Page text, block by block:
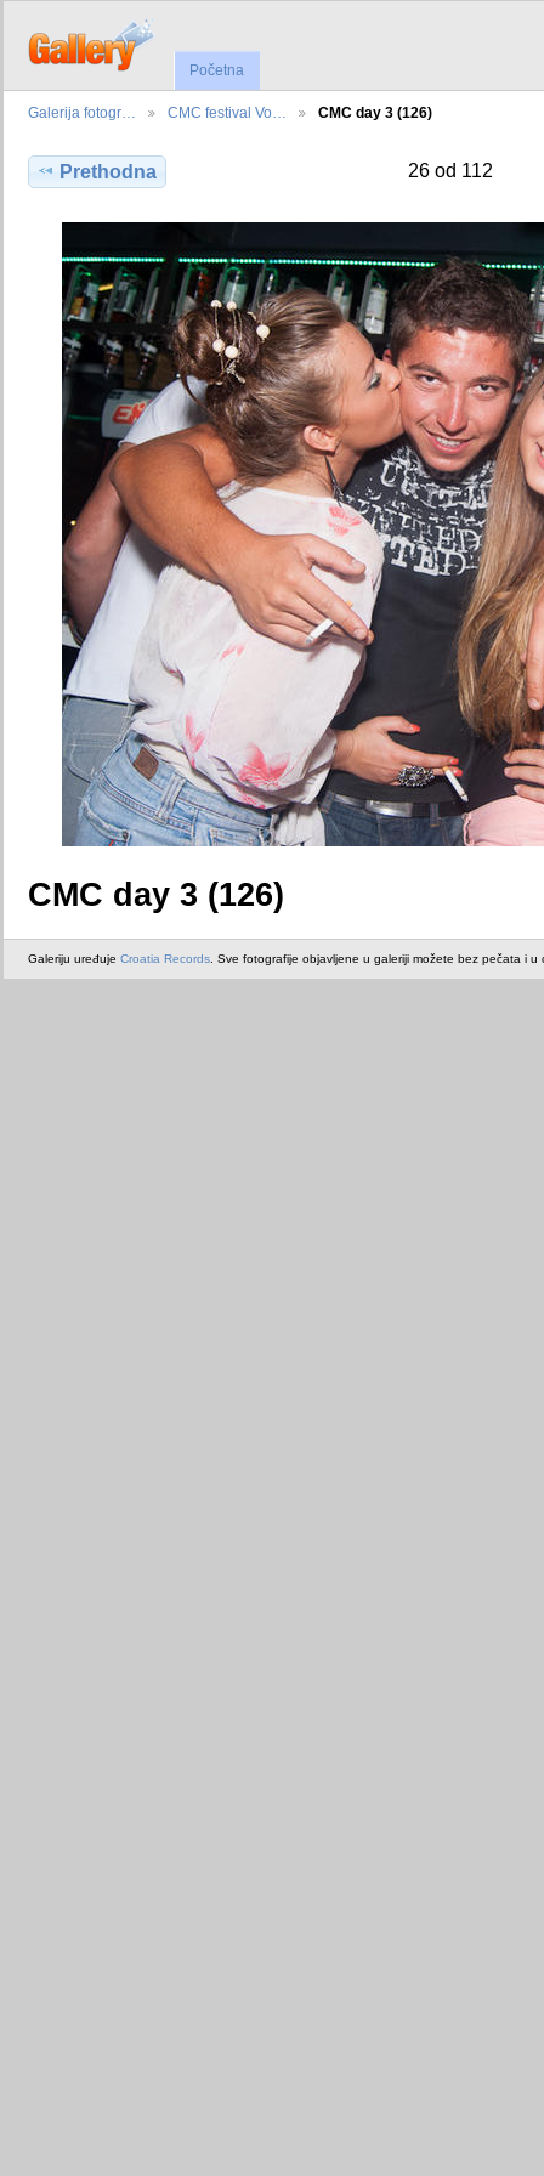
Početna
Galerija fotogr… CMC festival Vo… CMC day 3 (126)
Prethodna 26 od 112
CMC day 3 (126)
Galeriju uređuje Croatia Records . Sve fotografije objavljene u galeriji možete bez pečata i